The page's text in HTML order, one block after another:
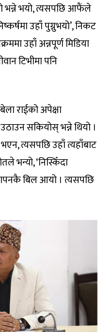
भन्ने भयो, त्यसपछि आफैंले
उहाँ पुग्नुभयो’, निकट
उहाँ अन्नपूर्ण मिडिया
टिभीमा पनि
राईको अपेक्षा
सकियोस् भन्ने थियो ।
त्यसपछि उहाँ त्यहाँबाट
भन्यो, ‘निस्किँदा
बिल आयो । त्यसपछि